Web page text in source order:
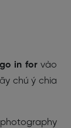
go in forvào
chú ý chia